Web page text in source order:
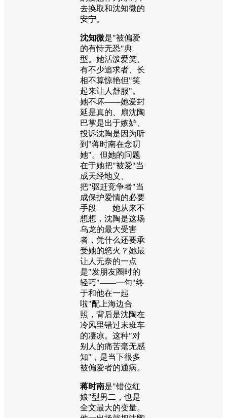
去换取和沈知微的
安宁。
沈知微是"被偏爱
的有恃无恐"典
型。她活泼爱笑、
有不少追求者、长
相不算惊艳但"笑
起来让人舒服"。
她不坏——她爱封
延是真的、扇沈陶
巴掌是出于嫉妒、
投诉沈陶是因为听
到"蒋时南在念叨
她"。但她的问题
在于她把"被爱"当
成天经地义、
把"驱赶竞争者"当
成保护爱情的必要
手段——她从来不
想想，沈陶是这场
乌龙的最大受害
者，凭什么还要承
受她的怒火？她最
让人无奈的一点
是"发朋友圈时的
轻巧"——一句"终
于和他在一起
啦"配上海边合
照，背后是沈陶在
冷风里错过末班车
的凄凉。这种"对
别人的痛苦毫无感
知"，是当下很多
被偏爱者的通病。
蒋时南是"错位红
娘"型男二，也是
全文最大的变量。